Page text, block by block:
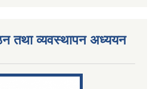
तथा व्यवस्थापन अध्ययन